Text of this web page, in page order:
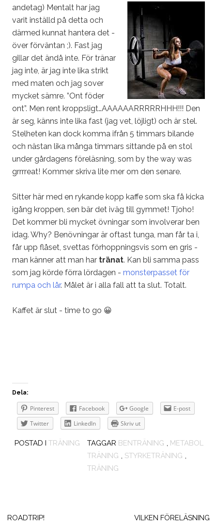
andetag) Mentalt har jag
varit inställd på detta och
därmed kunnat hantera det -
över förväntan ;). Fast jag
gillar det ändå inte. För tränar
jag inte, är jag inte lika strikt
med maten och jag sover
mycket sämre. ”Ont föder
ont”. Men rent kroppsligt…AAAAAARRRRRHHH!!! Den
är seg, känns inte lika fast (jag vet, löjligt) och är stel.
Stelheten kan dock komma ifrån 5 timmars bilande
och nästan lika många timmars sittande på en stol
under gårdagens föreläsning, som by the way was
grrrreat! Kommer skriva lite mer om den senare.
Sitter här med en rykande kopp kaffe som ska få kicka
igång kroppen, sen bär det iväg till gymmet! Tjoho!
Det kommer bli mycket övningar som involverar ben
idag. Why? Benövningar är oftast tunga, man får ta i,
får upp flåset, svettas förhoppningsvis som en gris -
man känner att man har tränat. Kan bli samma pass
som jag körde förra lördagen - monsterpasset för
rumpa och lår. Målet är i alla fall att ta slut. Totalt.
Kaffet är slut - time to go 😀
Dela:
Pinterest Facebook Google
E-post
Twitter
LinkedIn Skriv ut
POSTAD I TRÄNING TAGGAR BENTRÄNING , METABOL
TRÄNING , STYRKETRÄNING ,
TRÄNING
ROADTRIP! VILKEN FÖRELÄSNING